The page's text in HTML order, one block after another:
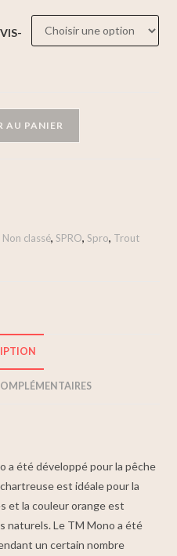
AU PANIER
Non classé,SPRO,Spro, Trout
a été développé pour la pêche
est idéale pour la
et la couleur orange est
naturels. Le TM Mono a été
un certain nombre